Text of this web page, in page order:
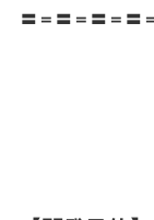
〓＝〓＝〓＝〓